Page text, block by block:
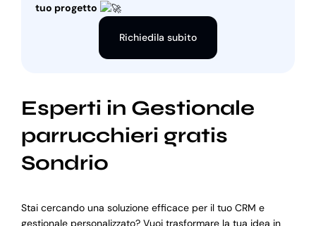
tuo progetto
Richiedila subito
Esperti in Gestionale
parrucchieri gratis
Sondrio
Stai cercando una soluzione efficace per il tuo CRM e
gestionale personalizzato? Vuoi trasformare la tua idea in